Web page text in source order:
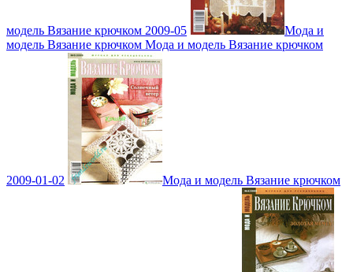
модель Вязание крючком 2009-05
Мода и
модель Вязание крючком Мода и модель Вязание крючком
2009-01-02 Мода и модель Вязание крючком